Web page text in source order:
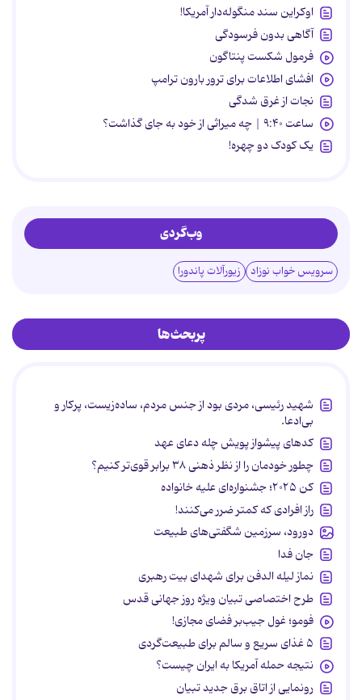
اوکراین سند منگوله‌دار آمریکا!
آگاهی بدون فرسودگی
فرمول شکست پنتاگون
افشای اطلاعات برای ترور بارون ترامپ
نجات از غرق شدگی
ساعت ۹:۴۰ | چه میراثی از خود به جای گذاشت؟
یک کودک دو چهره!
وب‌گردی
سرویس خواب نوزاد زیورآلات پاندورا
پربحث‌ها
شهید رئیسی، مردی بود از جنس مردم، ساده‌زیست، پرکار و
بی‌ادعا.
کدهای پیشواز پویش چله دعای عهد
چطور خودمان را از نظر ذهنی ۳۸ برابر قوی‌تر کنیم؟
کن ۲۰۲۵؛ جشنواره‌ای علیه خانواده
راز افرادی که کمتر ضرر می‌کنند!
دورود، سرزمین شگفتی‌های طبیعت
جان فدا
نماز لیله الدفن برای شهدای بیت رهبری
طرح اختصاصی تبیان ویژه روز جهانی قدس
فومو؛ غول جیب‌بر فضای مجازی!
۵ غذای سریع و سالم برای طبیعت‌گردی
نتیجه حمله آمریکا به ایران چیست؟
رونمایی از اتاق برق جدید تبیان